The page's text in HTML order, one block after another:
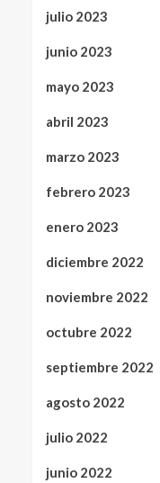
julio 2023
junio 2023
mayo 2023
abril 2023
marzo 2023
febrero 2023
enero 2023
diciembre 2022
noviembre 2022
octubre 2022
septiembre 2022
agosto 2022
julio 2022
junio 2022